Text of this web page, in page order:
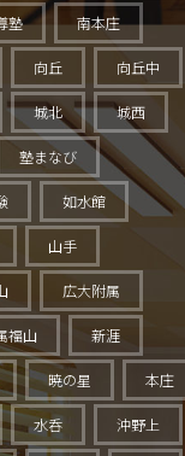
塾 南本庄
向丘 向丘中
城北 城西
塾まなび
如水館
山手
広大附属
福山 新涯
暁の星 本庄
水呑 沖野上